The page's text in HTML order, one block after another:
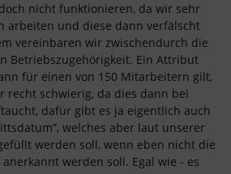
nicht funktionieren, da wir sehr
arbeiten und diese dann verfälscht
vereinbaren wir zwischendurch die
Betriebszugehörigkeit. Ein Attribut
für einen von 150 Mitarbeitern gilt,
recht schwierig, da dies dann bei
dafür gibt es ja eigentlich auch
welches aber laut unserer
werden soll, wenn eben nicht die
werden soll. Egal wie - es